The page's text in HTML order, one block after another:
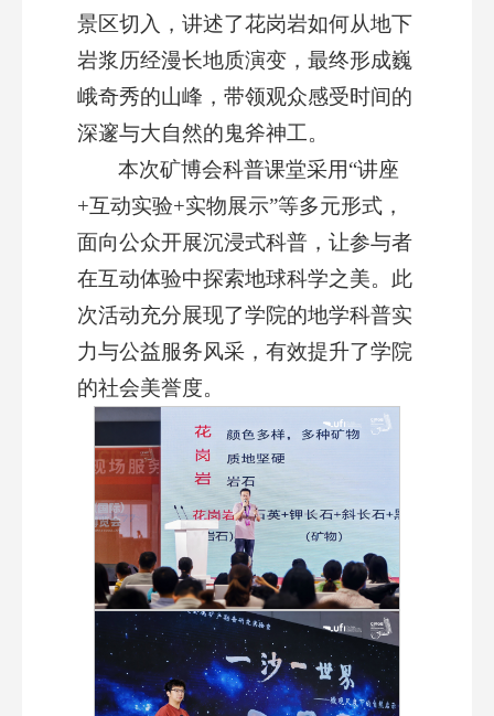
景区切入，讲述了花岗岩如何从地下
岩浆历经漫长地质演变，最终形成巍
峨奇秀的山峰，带领观众感受时间的
深邃与大自然的鬼斧神工。
本次矿博会科普课堂采用“讲座
+互动实验+实物展示”等多元形式，
面向公众开展沉浸式科普，让参与者
在互动体验中探索地球科学之美。此
次活动充分展现了学院的地学科普实
力与公益服务风采，有效提升了学院
的社会美誉度。